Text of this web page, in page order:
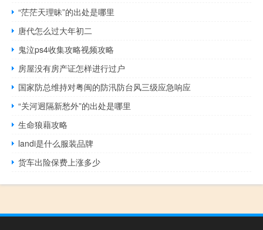
“茫茫天理昧”的出处是哪里
唐代怎么过大年初二
鬼泣ps4收集攻略视频攻略
房屋没有房产证怎样进行过户
国家防总维持对粤闽的防汛防台风三级应急响应
“关河迥隔新愁外”的出处是哪里
生命狼藉攻略
landi是什么服装品牌
货车出险保费上涨多少